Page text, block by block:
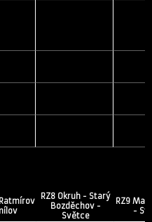
RZ8 Okruh - Starý
Bozděchov -
Světce
RZ9
-